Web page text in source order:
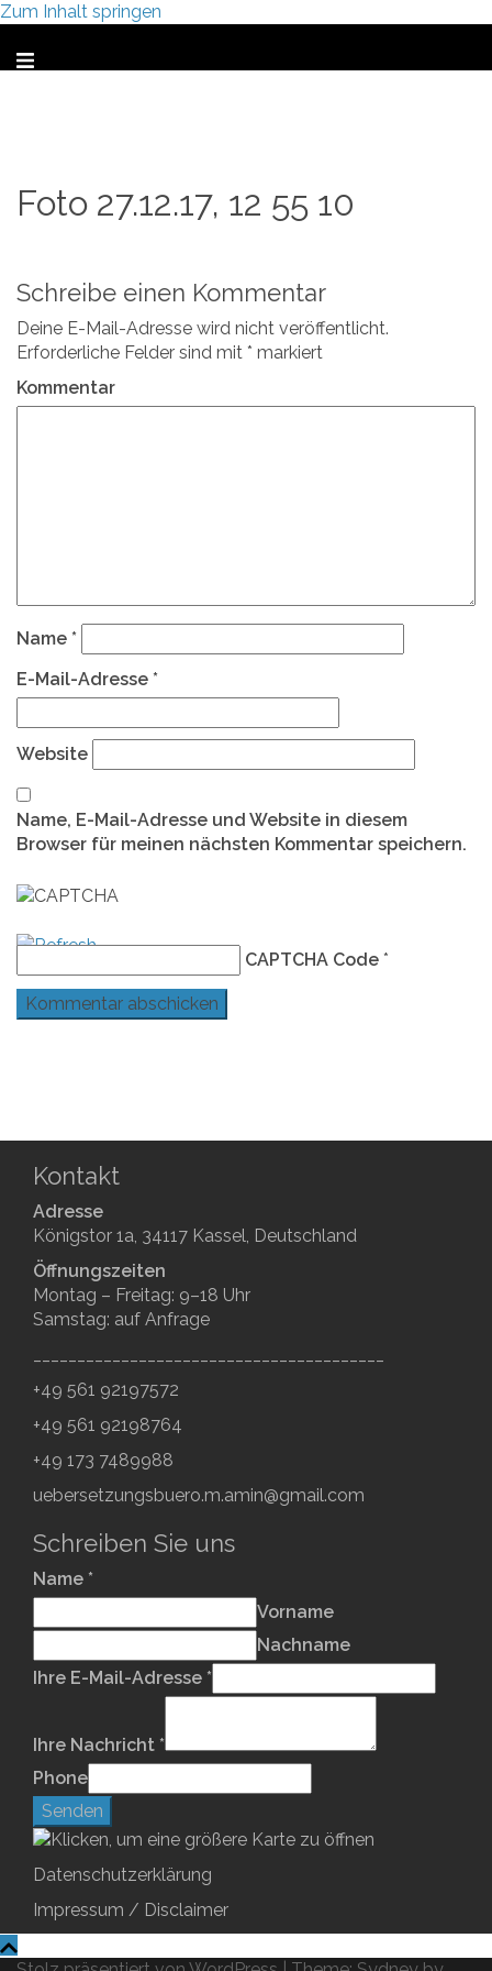
Zum Inhalt springen
Foto 27.12.17, 12 55 10
Schreibe einen Kommentar
Deine E-Mail-Adresse wird nicht veröffentlicht.
Erforderliche Felder sind mit * markiert
Kommentar
Name *
E-Mail-Adresse *
Website
Name, E-Mail-Adresse und Website in diesem
Browser für meinen nächsten Kommentar speichern.
CAPTCHA Code *
Kontakt
Adresse
Königstor 1a, 34117 Kassel, Deutschland
Öffnungszeiten
Montag – Freitag: 9–18 Uhr
Samstag: auf Anfrage
+49 561 92197572
+49 561 92198764
+49 173 7489988
uebersetzungsbuero.m.amin@gmail.com
Schreiben Sie uns
Name *
Vorname
Nachname
Ihre E-Mail-Adresse *
Ihre Nachricht *
Phone
Senden
Datenschutzerklärung
Impressum / Disclaimer